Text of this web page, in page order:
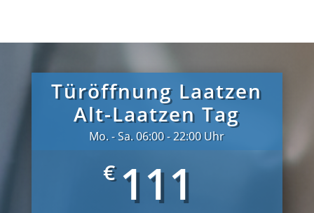
Türöffnung Laatzen
Alt-Laatzen Tag
Mo. - Sa. 06:00 - 22:00 Uhr
€111